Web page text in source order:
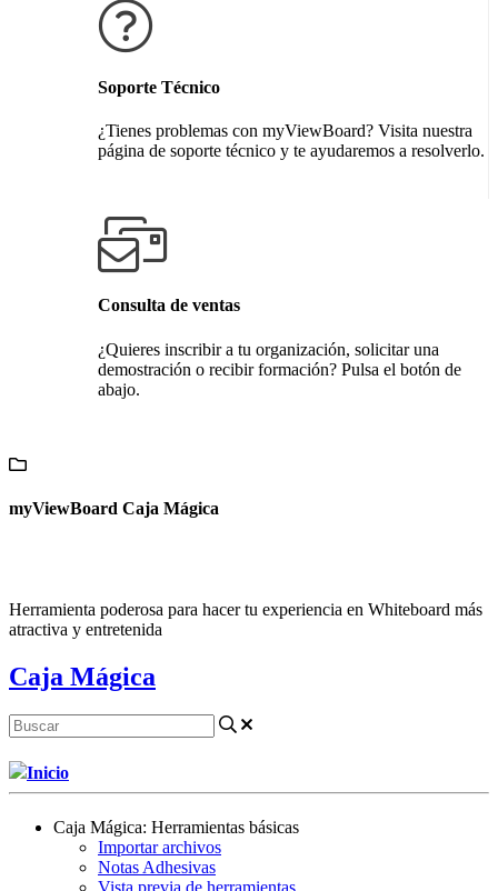
Soporte Técnico
¿Tienes problemas con myViewBoard? Visita nuestra
página de soporte técnico y te ayudaremos a resolverlo.
Consulta de ventas
¿Quieres inscribir a tu organización, solicitar una
demostración o recibir formación? Pulsa el botón de
abajo.
myViewBoard Caja Mágica
Herramienta poderosa para hacer tu experiencia en Whiteboard más
atractiva y entretenida
Caja Mágica
Inicio
Caja Mágica: Herramientas básicas
Importar archivos
Notas Adhesivas